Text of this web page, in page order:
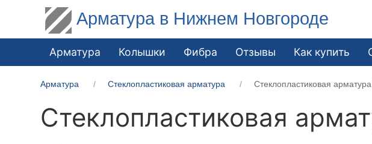
Арматура в Нижнем Новгороде
Арматура Колышки Фибра Отзывы Как купить
Арматура Стеклопластиковая арматура Стеклопластиковая
Стеклопластиковая